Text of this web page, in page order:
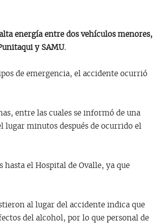
energía entre dos vehículos menores,
y SAMU.
de emergencia, el accidente ocurrió
entre las cuales se informó de una
lugar minutos después de ocurrido el
el Hospital de Ovalle, ya que
al lugar del accidente indica que
del alcohol, por lo que personal de